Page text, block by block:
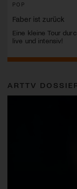
POP
Faber ist zurück
Eine kleine Tour
live und intensiv!
ARTTV